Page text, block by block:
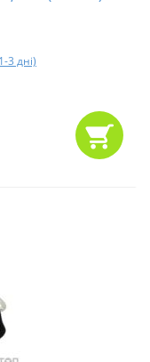
3 дні)